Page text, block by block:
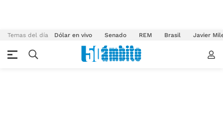
Temas del día Dólar en vivo Senado REM Brasil Javier